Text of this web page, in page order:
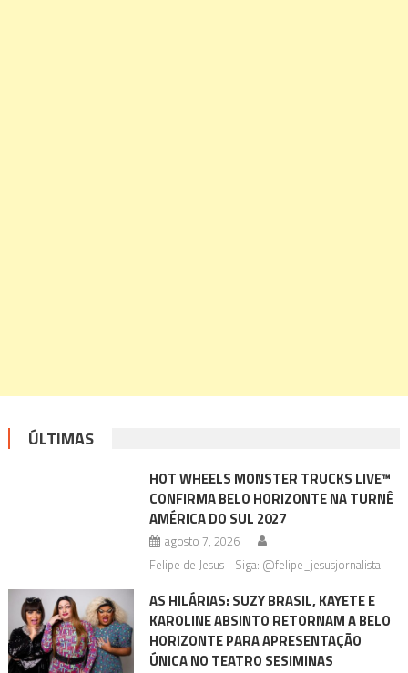
ÚLTIMAS
HOT WHEELS MONSTER TRUCKS LIVE™
CONFIRMA BELO HORIZONTE NA TURNÊ
AMÉRICA DO SUL 2027
agosto 7, 2026
Felipe de Jesus - Siga: @felipe_jesusjornalista
AS HILÁRIAS: SUZY BRASIL, KAYETE E
KAROLINE ABSINTO RETORNAM A BELO
HORIZONTE PARA APRESENTAÇÃO
ÚNICA NO TEATRO SESIMINAS